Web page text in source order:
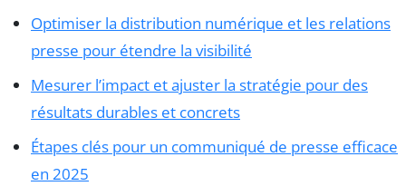
Optimiser la distribution numérique et les relations
presse pour étendre la visibilité
Mesurer l’impact et ajuster la stratégie pour des
résultats durables et concrets
Étapes clés pour un communiqué de presse efficace
en 2025